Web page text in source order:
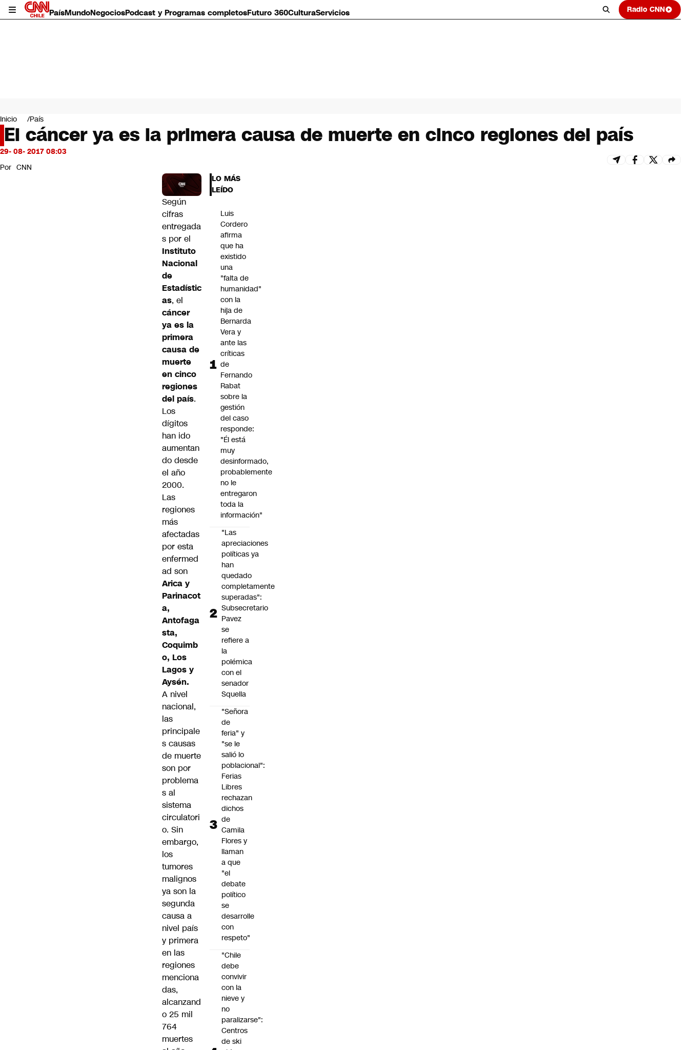
PaísMundoNegociosPodcast y Programas completosFuturo 360CulturaServicios Radio CNN
Mundo
Negocios
Deportes
Programas completos
Servicios
Inicio País
El cáncer ya es la primera causa de muerte en cinco regiones del país
29- 08- 2017 08:03
Por CNN
Según
cifras
entregada
s por el
Instituto
Nacional
de
Estadístic
as, el
cáncer
ya es la
primera
causa de
muerte
en cinco
regiones
del país.
Los
dígitos
han ido
aumentan
do desde
el año
2000.
Las
regiones
más
afectadas
por esta
enfermed
ad son
Arica y
Parinacot
a,
Antofaga
sta,
Coquimb
o, Los
Lagos y
Aysén.
A nivel
nacional,
las
principale
s causas
de muerte
son por
problema
s al
sistema
circulatori
o. Sin
embargo,
los
tumores
malignos
ya son la
segunda
causa a
nivel país
y primera
en las
regiones
menciona
das,
alcanzand
o 25 mil
764
muertes
LO MÁS
LEÍDO
Luis
Cordero
afirma
que ha
existido
una
"falta de
humanidad"
con la
hija de
Bernarda
Vera y
ante las
críticas
de
Fernando
Rabat
sobre la
gestión
del caso
responde:
"Él está
muy
desinformado,
probablemente
no le
entregaron
toda la
información"
"Las
apreciaciones
políticas ya
han
quedado
completamente
superadas":
Subsecretario
Pavez
se
refiere a
la
polémica
con el
senador
Squella
"Señora
de
feria" y
"se le
salió lo
poblacional":
Ferias
Libres
rechazan
dichos
de
Camila
Flores y
llaman
a que
"el
debate
político
se
desarrolle
con
respeto"
"Chile
debe
convivir
con la
nieve y
no
paralizarse":
Centros
de ski